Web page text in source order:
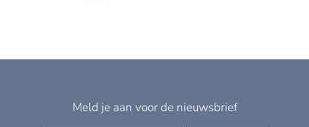
Meld je aan voor de nieuwsbrief